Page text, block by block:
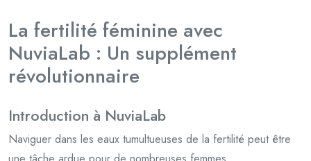
La fertilité féminine avec
NuviaLab : Un supplément
révolutionnaire
Introduction à NuviaLab
Naviguer dans les eaux tumultueuses de la fertilité peut être